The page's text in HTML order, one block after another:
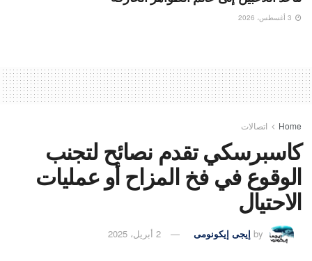
Home اتصالات
كاسبرسكي تقدم نصائح لتجنب
الوقوع في فخ المزاح أو عمليات
الاحتيال
by إيجى إيكونومى 2 أبريل، 2025